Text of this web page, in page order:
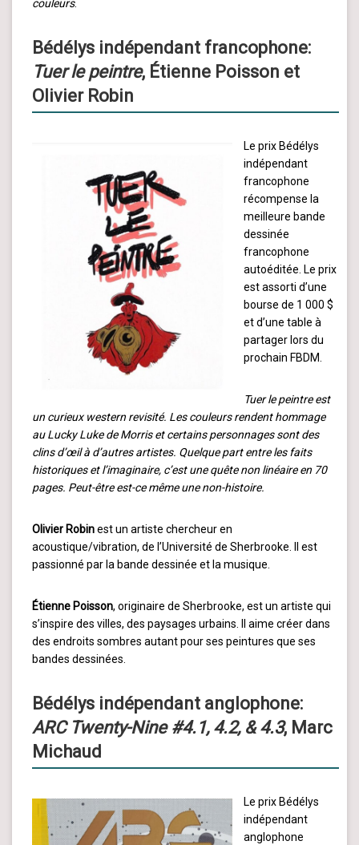
couleurs.
Bédélys indépendant francophone:
Tuer le peintre, Étienne Poisson et
Olivier Robin
Le prix Bédélys
indépendant
francophone
récompense la
meilleure bande
dessinée
francophone
autoéditée. Le prix
est assorti d’une
bourse de 1 000 $
et d’une table à
partager lors du
prochain FBDM.
Tuer le peintre est
un curieux western revisité. Les couleurs rendent hommage
au Lucky Luke de Morris et certains personnages sont des
clins d’œil à d’autres artistes. Quelque part entre les faits
historiques et l’imaginaire, c’est une quête non linéaire en 70
pages. Peut-être est-ce même une non-histoire.
Olivier Robinest un artiste chercheur en
acoustique/vibration, de l’Université de Sherbrooke. Il est
passionné par la bande dessinée et la musique.
Étienne Poisson, originaire de Sherbrooke, est un artiste qui
s’inspire des villes, des paysages urbains. Il aime créer dans
des endroits sombres autant pour ses peintures que ses
bandes dessinées.
Bédélys indépendant anglophone:
ARC Twenty-Nine #4.1, 4.2, & 4.3, Marc
Michaud
Le prix Bédélys
indépendant
anglophone